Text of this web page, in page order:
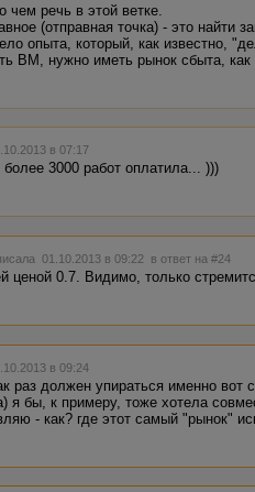
речь в этой ветке.
(отправная точка) - это найти
опыта, который, как известно,
ВМ, нужно иметь рынок сбыта,
в 07:17
3000 работ оплатила... )))
01.10.2013 в 09:22 в ответ на #24
ценой 0.7. Видимо, только
в 09:24
раз должен упираться именно вот
я бы, к примеру, тоже хотела
- как? где этот самый "рынок"